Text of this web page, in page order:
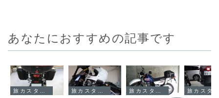
あなたにおすすめの記事です